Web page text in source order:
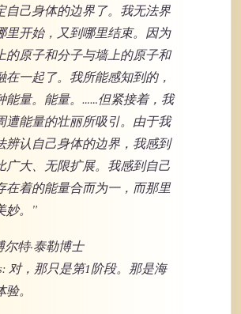
自己身体的边界了。我无法界
里开始，又到哪里结束。因为
的原子和分子与墙上的原子和
在一起了。我所能感知到的，
能量。能量。……但紧接着，我
遭能量的壮丽所吸引。由于我
辨认自己身体的边界，我感到
广大、无限扩展。我感到自己
在着的能量合而为一，而那里
妙。"
尔特·泰勒博士
对，那只是第1阶段。那是海
。